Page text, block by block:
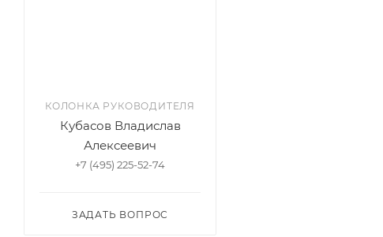
КОЛОНКА РУКОВОДИТЕЛЯ
Кубасов Владислав
Алексеевич
+7 (495) 225-52-74
ЗАДАТЬ ВОПРОС